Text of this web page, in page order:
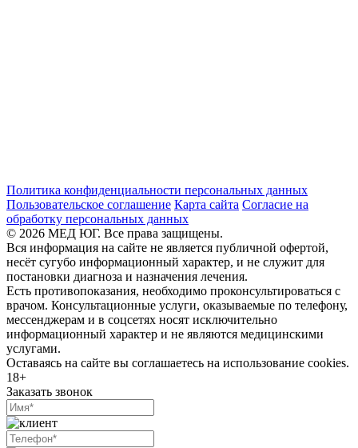
Политика конфиденциальности персональных данных
Пользовательское соглашение Карта сайта Согласие на
обработку персональных данных
© 2026 МЕД ЮГ. Все права защищены.
Вся информация на сайте не является публичной офертой,
несёт сугубо информационный характер, и не служит для
постановки диагноза и назначения лечения.
Есть противопоказания, необходимо проконсультироваться с
врачом. Консультационные услуги, оказываемые по телефону,
мессенджерам и в соцсетях носят исключительно
информационный характер и не являются медицинскими
услугами.
Оставаясь на сайте вы соглашаетесь на использование cookies.
18+
Заказать звонок